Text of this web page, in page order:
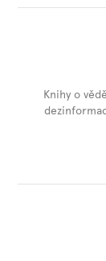
Knihy o